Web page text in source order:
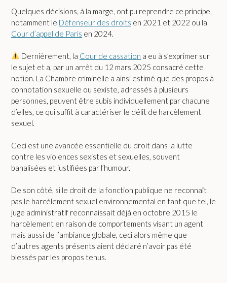
Quelques décisions, à la marge, ont pu reprendre ce principe,
notamment le Défenseur des droits en 2021 et 2022 ou la
Cour d’appel de Paris en 2024.
Dernièrement, la Cour de cassation a eu à s’exprimer sur
le sujet et a, par un arrêt du 12 mars 2025 consacré cette
notion. La Chambre criminelle a ainsi estimé que des propos à
connotation sexuelle ou sexiste, adressés à plusieurs
personnes, peuvent être subis individuellement par chacune
d’elles, ce qui suffit à caractériser le délit de harcèlement
sexuel.
Ceci est une avancée essentielle du droit dans la lutte
contre les violences sexistes et sexuelles, souvent
banalisées et justifiées par l’humour.
De son côté, si le droit de la fonction publique ne reconnaît
pas le harcèlement sexuel environnemental en tant que tel, le
juge administratif reconnaissait déjà en octobre 2015 le
harcèlement en raison de comportements visant un agent
mais aussi de l’ambiance globale, ceci alors même que
d’autres agents présents aient déclaré n’avoir pas été
blessés par les propos tenus.